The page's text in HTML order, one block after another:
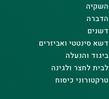
השקיה
הדברה
דשנים
דשא סינטטי ואביזרים
ביגוד והנעלה
לבית לחצר ולגינה
טרקטורוני כיסוח